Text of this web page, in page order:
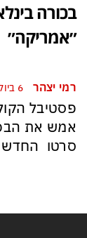
להגנה –
כמדיניות: כך
נסוג, נתניהו
כל הפרטים, ההערכות והסודות: לקראת מלחמה הקשה בהרבה מקודמותיה?
בכורה
״אמריקה״
רמי יצהר
פסטיבל
אמש את
סרטו החדש